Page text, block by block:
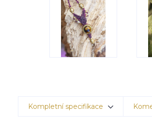
Kompletní specifikace